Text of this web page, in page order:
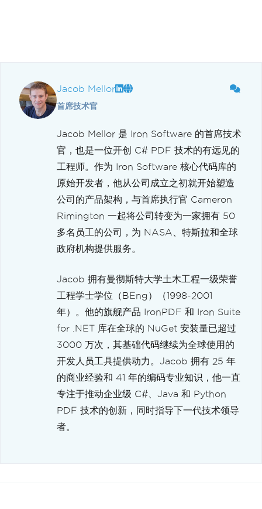
Jacob Mellor
首席技术官
Jacob Mellor 是 Iron Software 的首席技术
官，也是一位开创 C# PDF 技术的有远见的
工程师。作为 Iron Software 核心代码库的
原始开发者，他从公司成立之初就开始塑造
公司的产品架构，与首席执行官 Cameron
Rimington 一起将公司转变为一家拥有 50
多名员工的公司，为 NASA、特斯拉和全球
政府机构提供服务。
Jacob 拥有曼彻斯特大学土木工程一级荣誉
工程学士学位（BEng）（1998-2001
年）。他的旗舰产品 IronPDF 和 Iron Suite
for .NET 库在全球的 NuGet 安装量已超过
3000 万次，其基础代码继续为全球使用的
开发人员工具提供动力。Jacob 拥有 25 年
的商业经验和 41 年的编码专业知识，他一直
专注于推动企业级 C#、Java 和 Python
PDF 技术的创新，同时指导下一代技术领导
者。